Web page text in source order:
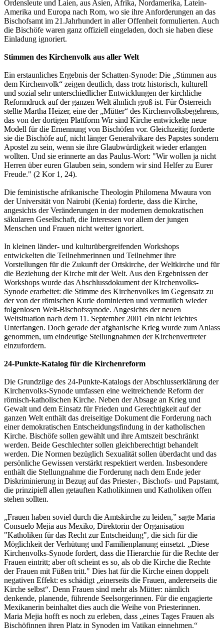
Ordensleute und Laien, aus Asien, Afrika, Nordamerika, Latein-
Amerika und Europa nach Rom, wo sie ihre Anforderungen an das
Bischofsamt im 21.Jahrhundert in aller Offenheit formulierten. Auch
die Bischöfe waren ganz offiziell eingeladen, doch sie haben diese
Einladung ignoriert.
Stimmen des Kirchenvolk aus aller Welt
Ein erstaunliches Ergebnis der Schatten-Synode: Die „Stimmen aus
dem Kirchenvolk“ zeigen deutlich, dass trotz historisch, kulturell
und sozial sehr unterschiedlicher Entwicklungen der kirchliche
Reformdruck auf der ganzen Welt ähnlich groß ist. Für Österreich
stellte Martha Heizer, eine der „Mütter“ des Kirchenvolksbegehrens,
das von der dortigen Plattform Wir sind Kirche entwickelte neue
Modell für die Ernennung von Bischöfen vor. Gleichzeitig forderte
sie die Bischöfe auf, nicht länger Generalvikare des Papstes sondern
Apostel zu sein, wenn sie ihre Glaubwürdigkeit wieder erlangen
wollten. Und sie erinnerte an das Paulus-Wort: "Wir wollen ja nicht
Herren über euren Glauben sein, sondern wir sind Helfer zu Eurer
Freude." (2 Kor 1, 24).
Die feministische afrikanische Theologin Philomena Mwaura von
der Universität von Nairobi (Kenia) forderte, dass die Kirche,
angesichts der Veränderungen in der modernen demokratischen
säkularen Gesellschaft, die Interessen vor allem der jungen
Menschen und Frauen nicht weiter ignoriert.
In kleinen länder- und kulturübergreifenden Workshops
entwickelten die Teilnehmerinnen und Teilnehmer ihre
Vorstellungen für die Zukunft der Ortskirche, der Weltkirche und für
die Beziehung der Kirche mit der Welt. Aus den Ergebnissen der
Workshops wurde das Abschlussdokument der Kirchenvolks-
Synode erarbeitet: die Stimme des Kirchenvolkes im Gegensatz zu
der von der römischen Kurie dominierten und vermutlich wieder
folgenlosen Welt-Bischofssynode. Angesichts der neuen
Weltsituation nach dem 11. September 2001 ein nicht leichtes
Unterfangen. Doch gerade der afghanische Krieg wurde zum Anlass
genommen, um eindeutige Stellungnahmen der Kirchenvertreter
einzufordern.
24-Punkte-Katalog für die Kirchenreform
Die Grundzüge des 24-Punkte-Katalogs der Abschlusserklärung der
Kirchenvolks-Synode umfassen eine weitreichende Reform der
römisch-katholischen Kirche. Neben der Absage an Krieg und
Gewalt und dem Einsatz für Frieden und Gerechtigkeit auf der
ganzen Welt enthält das dreiseitige Dokument die Forderung nach
einer demokratischen Entscheidungsfindung in der katholischen
Kirche. Bischöfe sollen gewählt und ihre Amtszeit beschränkt
werden. Beide Geschlechter sollen gleichberechtigt behandelt
werden. Die Normen bezüglich Sexualität sollen überdacht und das
persönliche Gewissen verstärkt respektiert werden. Insbesondere
enthält die Stellungnahme die Forderung nach dem Ende jeder
Diskriminierung in Bezug auf das Priester-, Bischofs- und Papstamt,
die prinzipiell allen getauften Katholikinnen und Katholiken offen
stehen sollten.
„Frauen haben soviel durch die Amtskirche zu leiden,” sagte Maria
Consuelo Mejia aus Mexiko, Direktorin der Organisation
"Katholiken für das Recht zur Entscheidung", die sich für die
Möglichkeit der Verhütung und Familienplanung einsetzt. „Diese
Kirchenvolks-Synode fordert, dass die Hierarchie für die Rechte der
Frauen eintritt; aber oft scheint es so, als ob die Kirche die Rechte
der Frauen mit Füßen tritt." Dies hat für die Kirche einen doppelt
negativen Effekt: es schädigt „einerseits die Frauen, andererseits die
Kirche selbst“. Denn Frauen sind mehr als Mütter: nämlich
denkende, planende, führende Seelsorgerinnen. Für die engagierte
Mexikanerin beinhaltet dies auch die Weihe von Priesterinnen.
Maria Mejia hofft es noch zu erleben, dass „eines Tages Frauen als
Bischöfinnen ihren Platz in Synoden im Vatikan einnehmen.“